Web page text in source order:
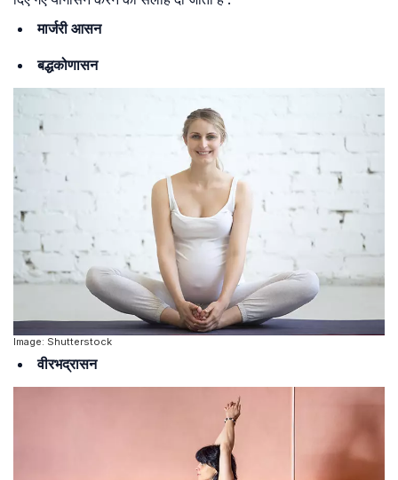
मार्जरी आसन
बद्धकोणासन
Image: Shutterstock
वीरभद्रासन